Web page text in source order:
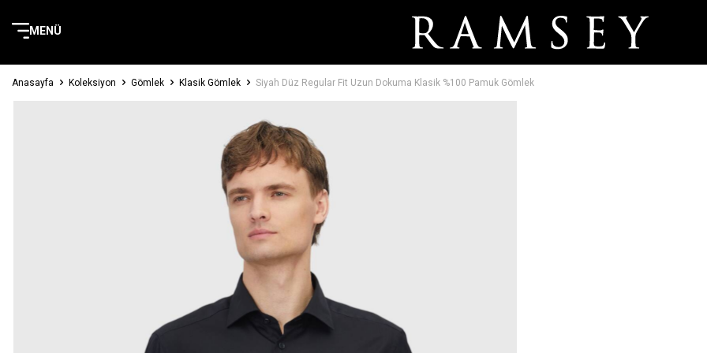
MENÜ
Anasayfa Koleksiyon Gömlek Klasik Gömlek Siyah Düz Regular Fit Uzun Dokuma Klasik %100 Pamuk Gömlek